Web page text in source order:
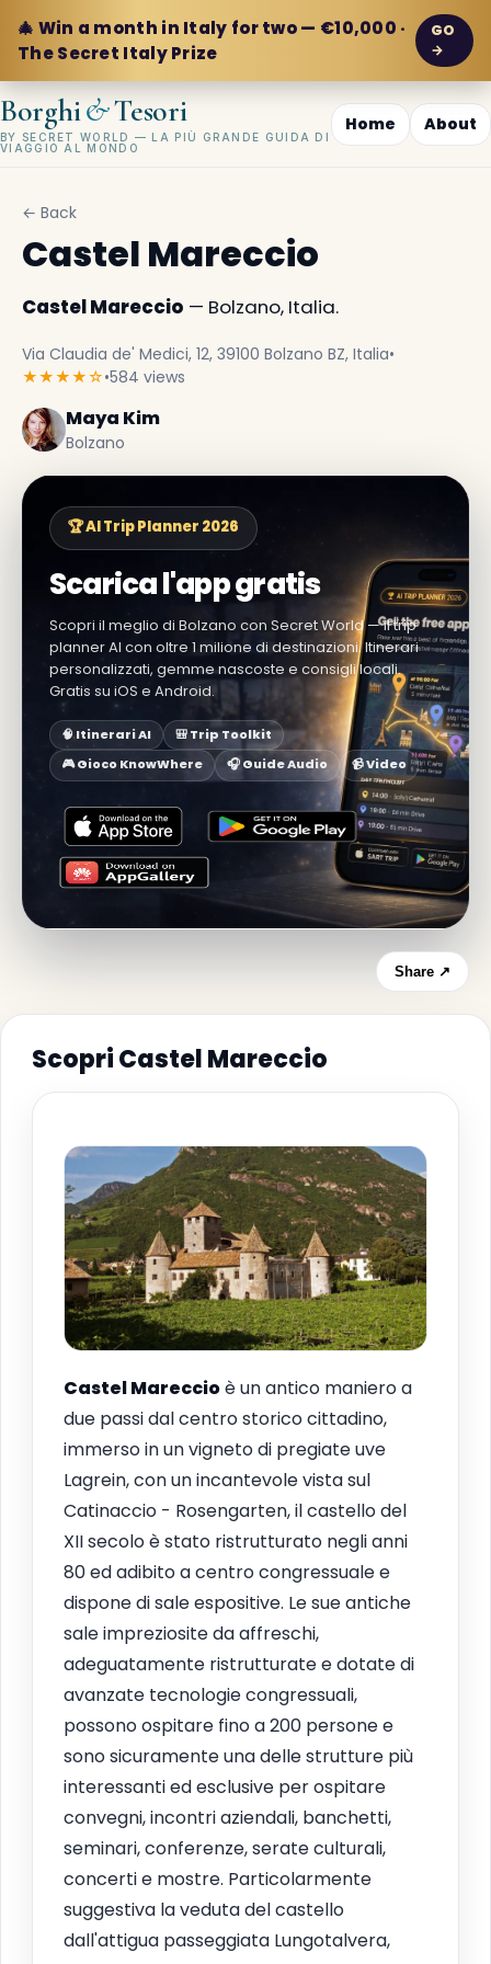
🎄 Win a month in Italy for two — €10,000 ·
The Secret Italy Prize
GO
→
Borghi&Tesori
BY SECRET WORLD — LA PIÙ GRANDE GUIDA DI
VIAGGIO AL MONDO
Home About
← Back
Castel Mareccio
Castel Mareccio — Bolzano, Italia.
Via Claudia de' Medici, 12, 39100 Bolzano BZ, Italia•
★★★★☆•584 views
Maya Kim
Bolzano
🏆 AI Trip Planner 2026
Scarica l'app gratis
Scopri il meglio di Bolzano con Secret World — il trip
planner AI con oltre 1 milione di destinazioni. Itinerari
personalizzati, gemme nascoste e consigli locali.
Gratis su iOS e Android.
🧠 Itinerari AI
🎒 Trip Toolkit
🎮 Gioco KnowWhere
🎧 Guide Audio 📹 Video
Share ↗
Scopri Castel Mareccio
Castel Mareccioè un antico maniero a
due passi dal centro storico cittadino,
immerso in un vigneto di pregiate uve
Lagrein, con un incantevole vista sul
Catinaccio - Rosengarten, il castello del
XII secolo è stato ristrutturato negli anni
80 ed adibito a centro congressuale e
dispone di sale espositive. Le sue antiche
sale impreziosite da affreschi,
adeguatamente ristrutturate e dotate di
avanzate tecnologie congressuali,
possono ospitare fino a 200 persone e
sono sicuramente una delle strutture più
interessanti ed esclusive per ospitare
convegni, incontri aziendali, banchetti,
seminari, conferenze, serate culturali,
concerti e mostre. Particolarmente
suggestiva la veduta del castello
dall'attigua passeggiata Lungotalvera,